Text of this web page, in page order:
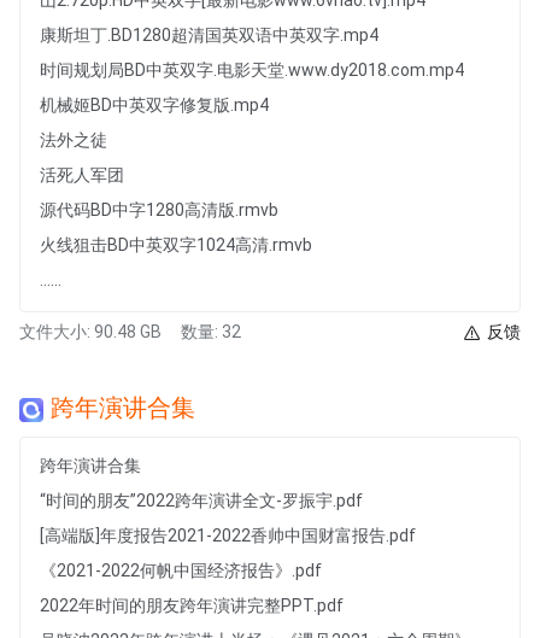
康斯坦丁.BD1280超清国英双语中英双字.mp4
时间规划局BD中英双字.电影天堂.www.dy2018.com.mp4
机械姬BD中英双字修复版.mp4
法外之徒
活死人军团
源代码BD中字1280高清版.rmvb
火线狙击BD中英双字1024高清.rmvb
文件大小: 90.48 GB 数量: 32 反馈
跨年演讲合集
跨年演讲合集
“时间的朋友”2022跨年演讲全文-罗振宇.pdf
[高端版]年度报告2021-2022香帅中国财富报告.pdf
《2021-2022何帆中国经济报告》.pdf
2022年时间的朋友跨年演讲完整PPT.pdf